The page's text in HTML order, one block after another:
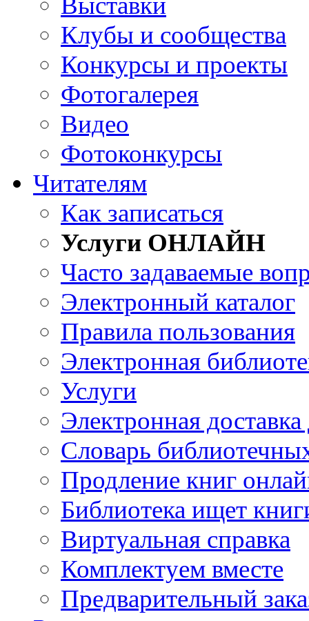
Клубы и сообщества
Конкурсы и проекты
Фотогалерея
Видео
Фотоконкурсы
Читателям
Как записаться
Услуги ОНЛАЙН
Часто задаваемые
Электронный каталог
Правила пользования
Электронная
Услуги
Электронная
Словарь
Продление книг
Библиотека ищет
Виртуальная справка
Комплектуем вместе
Предварительный